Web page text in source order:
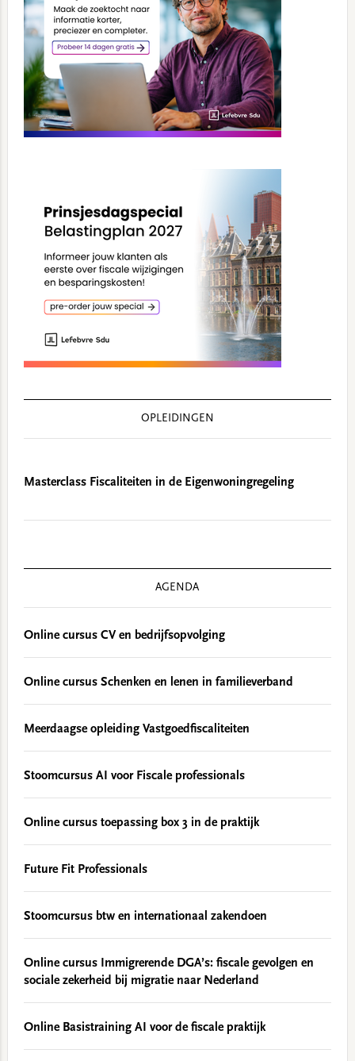
OPLEIDINGEN
Masterclass Fiscaliteiten in de Eigenwoningregeling
AGENDA
Online cursus CV en bedrijfsopvolging
Online cursus Schenken en lenen in familieverband
Meerdaagse opleiding Vastgoedfiscaliteiten
Stoomcursus AI voor Fiscale professionals
Online cursus toepassing box 3 in de praktijk
Future Fit Professionals
Stoomcursus btw en internationaal zakendoen
Online cursus Immigrerende DGA’s: fiscale gevolgen en
sociale zekerheid bij migratie naar Nederland
Online Basistraining AI voor de fiscale praktijk